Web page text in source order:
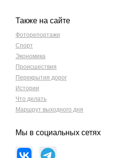
Также на сайте
Фоторепортажи
Спорт
Экономика
Происшествия
Перекрытия дорог
Истории
Что делать
Маршрут выходного дня
Мы в социальных сетях